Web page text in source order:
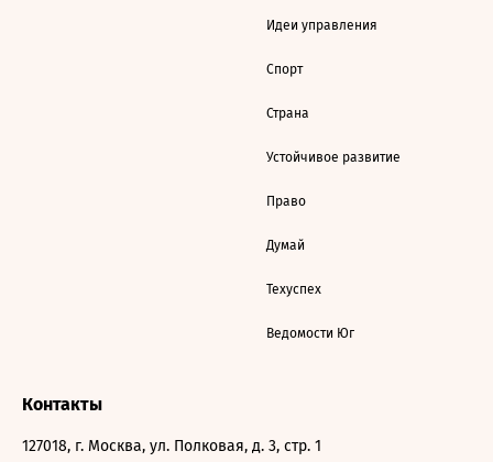
Идеи управления
Спорт
Страна
Устойчивое развитие
Право
Думай
Техуспех
Ведомости Юг
Контакты
127018, г. Москва, ул. Полковая, д. 3, стр. 1